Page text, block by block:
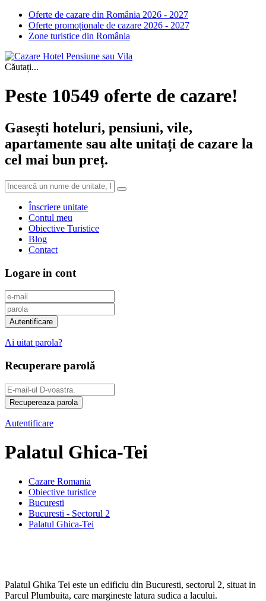
Oferte de cazare din România 2026 - 2027
Oferte promoționale de cazare 2026 - 2027
Zone turistice din România
Căutați...
Peste 10549 oferte de cazare!
Gasești hoteluri, pensiuni, vile,
apartamente sau alte unitați de cazare la
cel mai bun preț.
Înscriere unitate
Contul meu
Obiective Turistice
Blog
Contact
Logare in cont
Ai uitat parola?
Recuperare parolă
Autentificare
Palatul Ghica-Tei
Cazare Romania
Obiective turistice
Bucuresti
Bucuresti - Sectorul 2
Palatul Ghica-Tei
Palatul Ghika Tei este un edificiu din Bucuresti, sectorul 2, situat in
Parcul Plumbuita, care margineste latura sudica a lacului.